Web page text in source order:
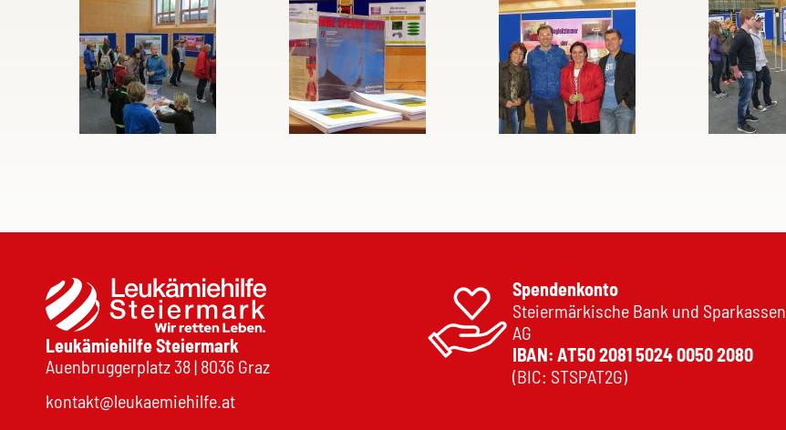
Leukämiehilfe Steiermark
Auenbruggerplatz 38 | 8036 Graz
kontakt@leukaemiehilfe.at
Spendenkonto
Steiermärkische Bank und Sparkassen
AG
IBAN: AT50 2081 5024 0050 2080
(BIC: STSPAT2G)